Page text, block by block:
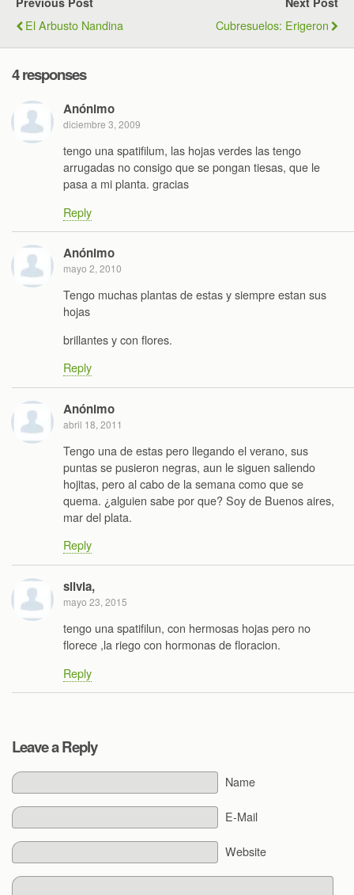
El Arbusto Nandina Cubresuelos: Erigeron
4 responses
Anónimo
diciembre 3, 2009
tengo una spatifilum, las hojas verdes las tengo
arrugadas no consigo que se pongan tiesas, que le
pasa a mi planta. gracias
Reply
Anónimo
mayo 2, 2010
Tengo muchas plantas de estas y siempre estan sus
hojas
brillantes y con flores.
Reply
Anónimo
abril 18, 2011
Tengo una de estas pero llegando el verano, sus
puntas se pusieron negras, aun le siguen saliendo
hojitas, pero al cabo de la semana como que se
quema. ¿alguien sabe por que? Soy de Buenos aires,
mar del plata.
Reply
silvia,
mayo 23, 2015
tengo una spatifilun, con hermosas hojas pero no
florece ,la riego con hormonas de floracion.
Reply
Leave a Reply
Name
E-Mail
Website